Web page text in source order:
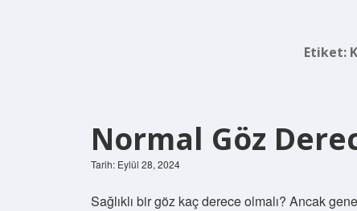
Etiket:
Normal Göz
Tarih: Eylül 28, 2024
Sağlıklı bir göz kaç derece olmalı? Ancak